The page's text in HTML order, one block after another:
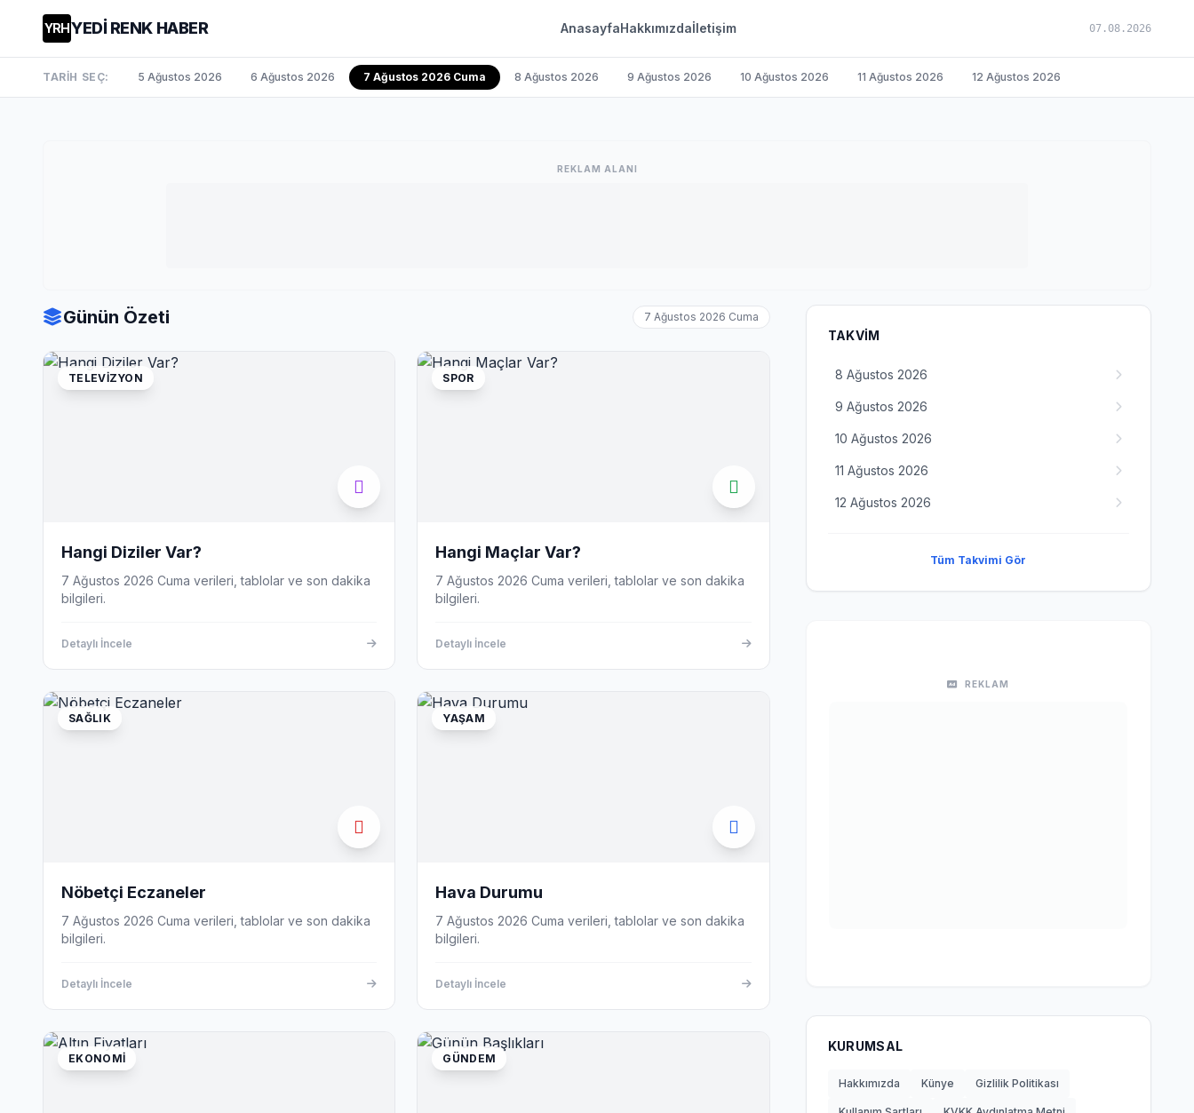
YRHYEDİ RENK HABER AnasayfaHakkımızdaİletişim 07.08.2026
TARİH SEÇ: 5 Ağustos 2026 6 Ağustos 2026 7 Ağustos 2026 Cuma 8 Ağustos 2026 9 Ağustos 2026 10 Ağustos 2026 11 Ağustos 2026 12 Ağustos 2026
REKLAM ALANI
Günün Özeti 7 Ağustos 2026 Cuma
TELEVIZYON
Hangi Diziler Var?
7 Ağustos 2026 Cuma verileri, tablolar ve son dakika
bilgileri.
Detaylı İncele
SPOR
Hangi Maçlar Var?
7 Ağustos 2026 Cuma verileri, tablolar ve son dakika
bilgileri.
Detaylı İncele
SAĞLIK
Nöbetçi Eczaneler
7 Ağustos 2026 Cuma verileri, tablolar ve son dakika
bilgileri.
Detaylı İncele
YAŞAM
Hava Durumu
7 Ağustos 2026 Cuma verileri, tablolar ve son dakika
bilgileri.
Detaylı İncele
EKONOMI GÜNDEM
TAKVIM
8 Ağustos 2026
9 Ağustos 2026
10 Ağustos 2026
11 Ağustos 2026
12 Ağustos 2026
Tüm Takvimi Gör
REKLAM
KURUMSAL
Hakkımızda Künye Gizlilik Politikası